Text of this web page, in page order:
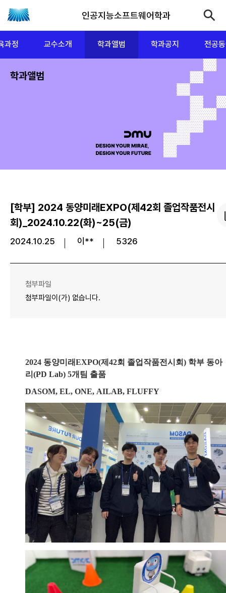
인공지능소프트웨어학과
과정 교수소개 학과앨범 학과공지 전공
학과앨범
[학부] 2024 동양미래EXPO(제42회 졸업작품전시
회)_2024.10.22(화)~25(금)
2024.10.25 이** 5326
첨부파일
첨부파일이(가) 없습니다.
2024 동양미래EXPO(제42회 졸업작품전시회) 학부 동아
리 (PD Lab) 5개팀 출품
DASOM, EL, ONE, AILAB, FLUFFY